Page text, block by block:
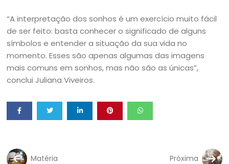
“A interpretação dos sonhos é um exercício muito fácil
de ser feito: basta conhecer o significado de alguns
símbolos e entender a situação da sua vida no
momento. Esses são apenas algumas das imagens
mais comuns em sonhos, mas não são as únicas”,
conclui Juliana Viveiros.
Matéria
Próxima